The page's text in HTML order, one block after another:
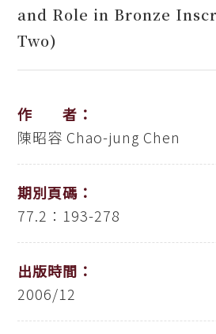
and Role in Bronze
Two)
作 者：
陳昭容 Chao-jung Chen
期別頁碼：
77.2：193-278
出版時間：
2006/12